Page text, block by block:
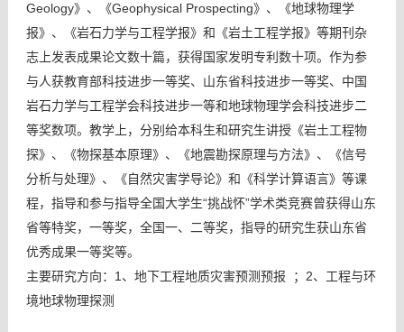
Geology》、《Geophysical Prospecting》、《地球物理学
报》、《岩石力学与工程学报》和《岩土工程学报》等期刊杂
志上发表成果论文数十篇，获得国家发明专利数十项。作为参
与人获教育部科技进步一等奖、山东省科技进步一等奖、中国
岩石力学与工程学会科技进步一等和地球物理学会科技进步二
等奖数项。教学上，分别给本科生和研究生讲授《岩土工程物
探》、《物探基本原理》、《地震勘探原理与方法》、《信号
分析与处理》、《自然灾害学导论》和《科学计算语言》等课
程，指导和参与指导全国大学生“挑战怀”学术类竞赛曾获得山东
省等特奖，一等奖，全国一、二等奖，指导的研究生获山东省
优秀成果一等奖等。
主要研究方向：1、地下工程地质灾害预测预报 ；2、工程与环
境地球物理探测